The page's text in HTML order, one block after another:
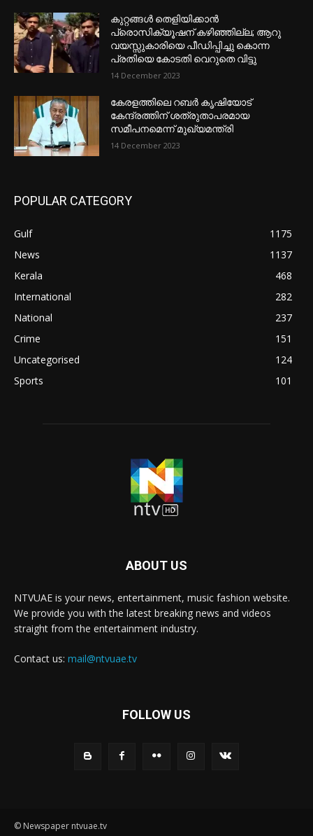
കുറ്റങ്ങൾ തെളിയിക്കാൻ
പ്രൊസിക്യൂഷന് കഴിഞ്ഞില്ല; ആറു
വയസ്സുകാരിയെ പീഡിപ്പിച്ചു കൊന്ന
പ്രതിയെ കോടതി വെറുതെ വിട്ടു
14 December 2023
കേരളത്തിലെ റബർ കൃഷിയോട്
കേന്ദ്രത്തിന് ശത്രുതാപരമായ
സമീപനമെന്ന് മുഖ്യമന്ത്രി
14 December 2023
POPULAR CATEGORY
Gulf
1175
News
1137
Kerala
468
International
282
National
237
Crime
151
Uncategorised
124
Sports
101
ABOUT US
NTVUAE is your news, entertainment, music fashion website.
We provide you with the latest breaking news and videos
straight from the entertainment industry.
Contact us: mail@ntvuae.tv
FOLLOW US
© Newspaper ntvuae.tv